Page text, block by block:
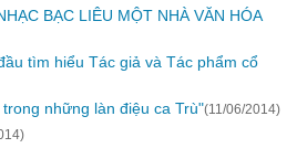
BẠC LIÊU MỘT NHÀ VĂN HÓA
tìm hiểu Tác giả và Tác phẩm cổ
những làn điệu ca Trù"(11/06/2014)